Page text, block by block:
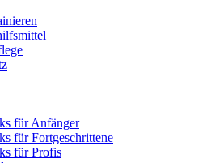
für Anfänger
für Fortgeschrittene
für Profis